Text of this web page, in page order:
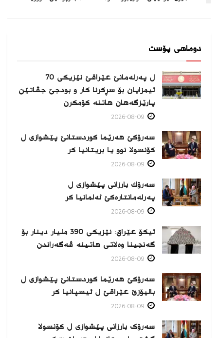
دوماهی پۆست
ل پەرلەمانێ عێراقێ نێزیکی 70
ئیمزایان بۆ سڕکرنا کار و بودجێ جڤاتێن
پارێزگەهان هاتنە کۆمکرن
سەرۆکێ هەرێما کوردستانێ پێشوازی ل
کۆنسولا نوو یا بریتانیا کر
سەرۆك بارزانی پێشوازی ل
پەرلەمانتارەكێ ئەلمانیا كر
ئیکۆ عێراق: نێزیکی 390 ملیار دینار بۆ
گەنجینا وەلاتی هاتینە ڤەگەراندن
سەرۆکێ هەرێما کوردستانێ پێشوازی ل
بالیۆزێ عێراقێ ل ئیسپانیا كر
سەرۆک بارزانی پێشوازی ل کۆنسولا